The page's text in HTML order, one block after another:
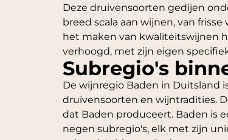
Deze druivensoorten gedijen
breed scala aan wijnen, van
het maken van kwaliteitswijnen
verhoogd, met zijn eigen
Subregio's
De wijnregio Baden in Duitsland
druivensoorten en wijntradities.
dat Baden produceert. Baden is
negen subregio's, elk met zijn